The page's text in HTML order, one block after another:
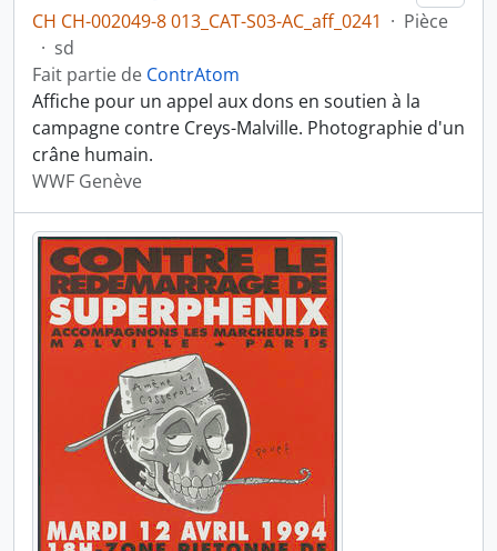
CH CH-002049-8 013_CAT-S03-AC_aff_0241 · Pièce
· sd
Fait partie de ContrAtom
Affiche pour un appel aux dons en soutien à la
campagne contre Creys-Malville. Photographie d'un
crâne humain.
WWF Genève